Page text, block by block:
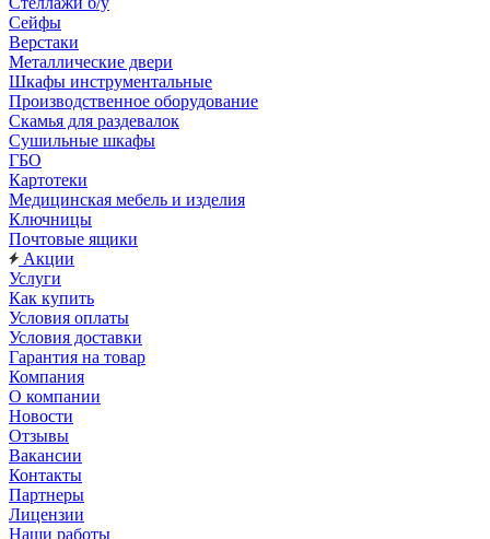
Сейфы
Верстаки
Металлические двери
Шкафы инструментальные
Производственное оборудование
Скамья для раздевалок
Сушильные шкафы
ГБО
Картотеки
Медицинская мебель и изделия
Ключницы
Почтовые ящики
Акции
Услуги
Как купить
Условия оплаты
Условия доставки
Гарантия на товар
Компания
О компании
Новости
Отзывы
Вакансии
Контакты
Партнеры
Лицензии
Наши работы